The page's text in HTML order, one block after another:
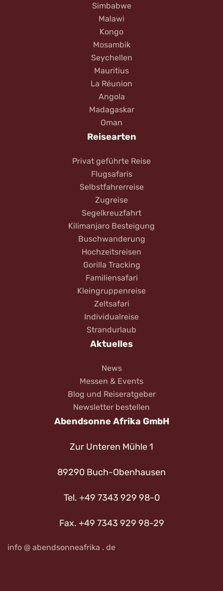
Simbabwe
Malawi
Kongo
Mosambik
Seychellen
Mauritius
La Réunion
Angola
Madagaskar
Oman
Reisearten
Privat geführte Reise
Flugsafaris
Selbstfahrerreise
Zugreise
Segelkreuzfahrt
Kilimanjaro Besteigung
Buschwanderung
Hochzeitsreisen
Gorilla Tracking
Familiensafari
Kleingruppenreise
Zeltsafari
Individualreise
Strandurlaub
Aktuelles
News
Messen & Events
Blog und Reiseratgeber
Newsletter bestellen
Abendsonne Afrika GmbH
Zur Unteren Mühle 1
89290 Buch-Obenhausen
Tel. +49 7343 929 98-0
Fax. +49 7343 929 98-29
info @ abendsonneafrika . de